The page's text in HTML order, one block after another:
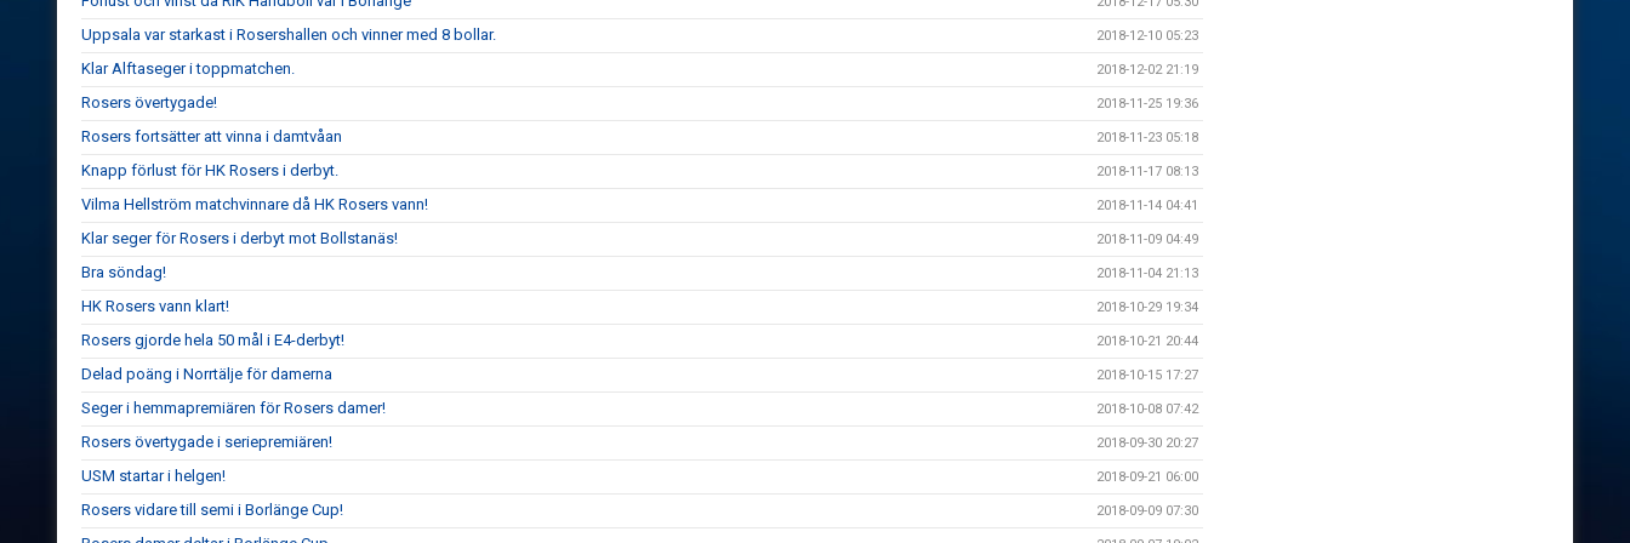
Uppsala var starkast i Rosershallen och vinner med 8 bollar. 2018-12-10 05:23
Klar Alftaseger i toppmatchen. 2018-12-02 21:19
Rosers övertygade! 2018-11-25 19:36
Rosers fortsätter att vinna i damtvåan 2018-11-23 05:18
Knapp förlust för HK Rosers i derbyt. 2018-11-17 08:13
Vilma Hellström matchvinnare då HK Rosers vann! 2018-11-14 04:41
Klar seger för Rosers i derbyt mot Bollstanäs! 2018-11-09 04:49
Bra söndag! 2018-11-04 21:13
HK Rosers vann klart! 2018-10-29 19:34
Rosers gjorde hela 50 mål i E4-derbyt! 2018-10-21 20:44
Delad poäng i Norrtälje för damerna 2018-10-15 17:27
Seger i hemmapremiären för Rosers damer! 2018-10-08 07:42
Rosers övertygade i seriepremiären! 2018-09-30 20:27
USM startar i helgen! 2018-09-21 06:00
Rosers vidare till semi i Borlänge Cup! 2018-09-09 07:30